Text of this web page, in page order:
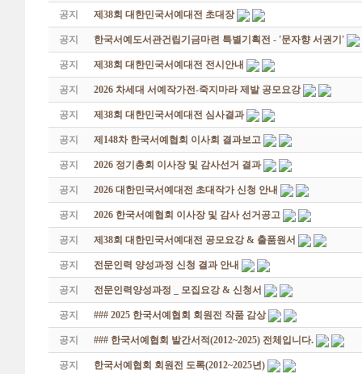
공지 제38회 대한민국서예대전 초대장
공지 한국서예도서관건립기금마련 특별기획전 - '문자향 서권기'
공지 제38회 대한민국서예대전 전시안내
공지 2026 차세대 서예작가전-죽지마라 제발 공모요강
공지 제38회 대한민국서예대전 심사결과
공지 제148차 한국서예협회 이사회 결과보고
공지 2026 정기총회 이사장 및 감사선거 결과
공지 2026 대한민국서예대전 초대작가 신청 안내
공지 2026 한국서예협회 이사장 및 감사 선거공고
공지 제38회 대한민국서예대전 공모요강 & 출품원서
공지 전문인력 양성과정 신청 결과 안내
공지 전문인력양성과정 _ 모집요강 & 신청서
공지 ### 2025 한국서예협회 회원전 작품 감상
공지 ### 한국서예협회 발간서적(2012~2025) 전체입니다.
공지 한국서예협회 회원전 도록(2012~2025년)